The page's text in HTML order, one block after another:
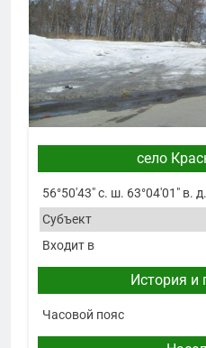
село
56°50′43″ с. ш. 63°04′01″ в. д.
Субъект
Входит в
История и
Часовой пояс